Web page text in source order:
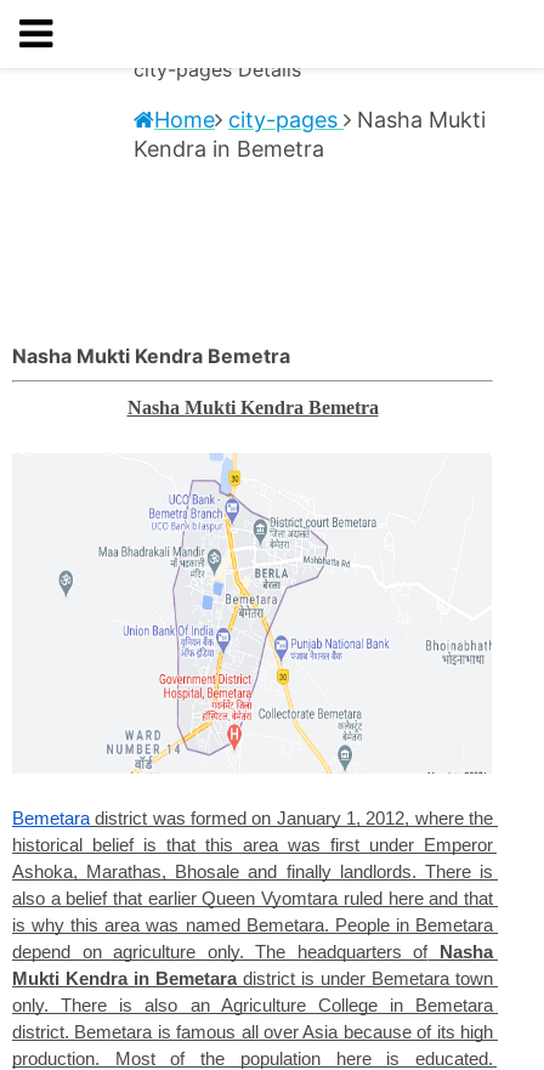
city-pages Details
Home city-pages
Nasha Mukti
Kendra in Bemetra
Nasha Mukti Kendra Bemetra
Nasha Mukti Kendra Bemetra
Bemetara district was formed on January 1, 2012, where the
historical belief is that this area was first under Emperor
Ashoka, Marathas, Bhosale and finally landlords. There is
also a belief that earlier Queen Vyomtara ruled here and that
is why this area was named Bemetara. People in Bemetara
depend on agriculture only. The headquarters of Nasha
Mukti Kendra in Bemetara district is under Bemetara town
only. There is also an Agriculture College in Bemetara
district. Bemetara is famous all over Asia because of its high
production. Most of the population here is educated.